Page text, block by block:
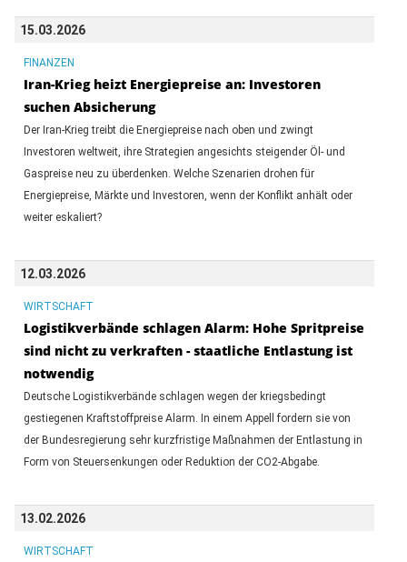
15.03.2026
FINANZEN
Iran-Krieg heizt Energiepreise an: Investoren
suchen Absicherung
Der Iran-Krieg treibt die Energiepreise nach oben und zwingt
Investoren weltweit, ihre Strategien angesichts steigender Öl- und
Gaspreise neu zu überdenken. Welche Szenarien drohen für
Energiepreise, Märkte und Investoren, wenn der Konflikt anhält oder
weiter eskaliert?
12.03.2026
WIRTSCHAFT
Logistikverbände schlagen Alarm: Hohe Spritpreise
sind nicht zu verkraften - staatliche Entlastung ist
notwendig
Deutsche Logistikverbände ⁠schlagen wegen der kriegsbedingt
gestiegenen Kraftstoffpreise Alarm. In einem Appell fordern sie von
der Bundesregierung sehr kurzfristige Maßnahmen der Entlastung in
Form von Steuersenkungen oder Reduktion der CO2-Abgabe.
13.02.2026
WIRTSCHAFT